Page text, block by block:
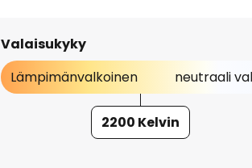
Valaisukyky
Lämpimänvalkoinen
neutraali
2200 Kelvin